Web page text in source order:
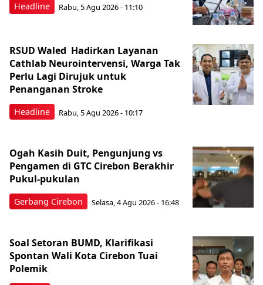
Headline Rabu, 5 Agu 2026 - 11:10
Headline
RSUD Waled Hadirkan Layanan
Cathlab Neurointervensi, Warga Tak
Perlu Lagi Dirujuk untuk
Penanganan Stroke
Rabu, 5 Agu 2026 - 10:17
Gerbang Cirebon
Ogah Kasih Duit, Pengunjung vs
Pengamen di GTC Cirebon Berakhir
Pukul-pukulan
Selasa, 4 Agu 2026 - 16:48
Soal Setoran BUMD, Klarifikasi
Spontan Wali Kota Cirebon Tuai
Polemik